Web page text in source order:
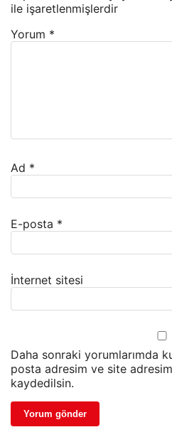
ile işaretlenmişlerdir
Yorum *
Ad *
E-posta *
İnternet sitesi
Daha sonraki yorumlarımda
posta adresim ve site adresim
kaydedilsin.